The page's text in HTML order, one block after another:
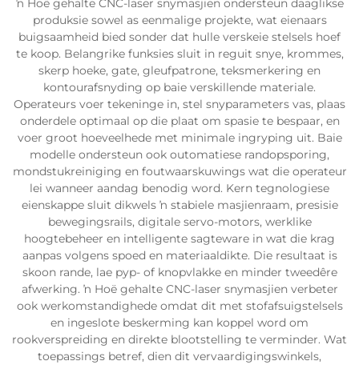
ŉ Hoë gehalte CNC-laser snymasjien ondersteun daaglikse
produksie sowel as eenmalige projekte, wat eienaars
buigsaamheid bied sonder dat hulle verskeie stelsels hoef
te koop. Belangrike funksies sluit in reguit snye, krommes,
skerp hoeke, gate, gleufpatrone, teksmerkering en
kontourafsnyding op baie verskillende materiale.
Operateurs voer tekeninge in, stel snyparameters vas, plaas
onderdele optimaal op die plaat om spasie te bespaar, en
voer groot hoeveelhede met minimale ingryping uit. Baie
modelle ondersteun ook outomatiese randopsporing,
mondstukreiniging en foutwaarskuwings wat die operateur
lei wanneer aandag benodig word. Kern tegnologiese
eienskappe sluit dikwels ŉ stabiele masjienraam, presisie
bewegingsrails, digitale servo-motors, werklike
hoogtebeheer en intelligente sagteware in wat die krag
aanpas volgens spoed en materiaaldikte. Die resultaat is
skoon rande, lae pyp- of knopvlakke en minder tweedêre
afwerking. ŉ Hoë gehalte CNC-laser snymasjien verbeter
ook werkomstandighede omdat dit met stofafsuigstelsels
en ingeslote beskerming kan koppel word om
rookverspreiding en direkte blootstelling te verminder. Wat
toepassings betref, dien dit vervaardigingswinkels,